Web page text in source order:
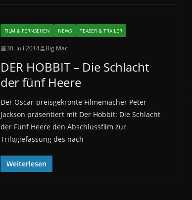
FILM & FERNSEHEN NEWS TEASER & TRAILER
30. Juli 2014 Big Mac
DER HOBBIT – Die Schlacht
der fünf Heere
Der Oscar-preisgekrönte Filmemacher Peter
Jackson präsentiert mit Der Hobbit: Die Schlacht
der Fünf Heere den Abschlussfilm zur
Trilogiefassung des nach
Weiterlesen